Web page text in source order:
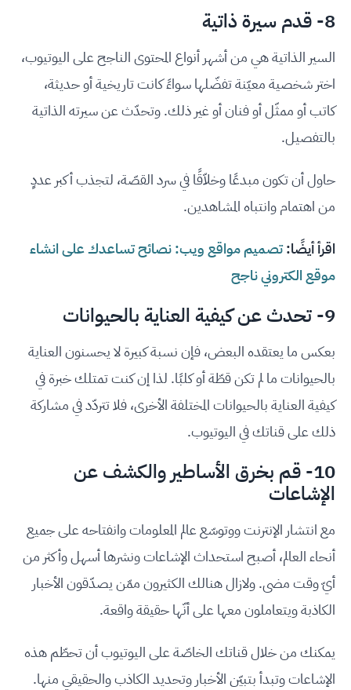
8- قدم سيرة ذاتية
السير الذاتية هي من أشهر أنواع المحتوى الناجح على اليوتيوب،
اختر شخصية معيّنة تفضّلها سواءً كانت تاريخية أو حديثة،
كاتب أو ممثّل أو فنان أو غير ذلك. وتحدّث عن سيرته الذاتية
بالتفصيل.
حاول أن تكون مبدعًا وخلاّقًا في سرد القصّة، لتجذب أكبر عددٍ
من اهتمام وانتباه المشاهدين.
اقرأ أيضًا:تصميم مواقع ويب: نصائح تساعدك على انشاء
موقع الكتروني ناجح
9- تحدث عن كيفية العناية بالحيوانات
بعكس ما يعتقده البعض، فإن نسبة كبيرة لا يحسنون العناية
بالحيوانات ما لم تكن قطّة أو كلبًا. لذا إن كنت تمتلك خبرة في
كيفية العناية بالحيوانات المختلفة الأخرى، فلا تتردّد في مشاركة
ذلك على قناتك في اليوتيوب.
10- قم بخرق الأساطير والكشف عن
الإشاعات
مع انتشار الإنترنت ووتوسّع عالم المعلومات وانفتاحه على جميع
أنحاء العالم، أصبح استحداث الإشاعات ونشرها أسهل وأكثر من
أيّ وقت مضى. ولازال هنالك الكثيرون ممّن يصدّقون الأخبار
الكاذبة ويتعاملون معها على أنّها حقيقة واقعة.
يمكنك من خلال قناتك الخاصّة على اليوتيوب أن تحطّم هذه
الإشاعات وتبدأ بتبيّن الأخبار وتحديد الكاذب والحقيقي منها.